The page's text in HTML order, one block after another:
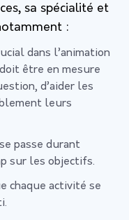
sa spécialité et
:
dans l’animation
être en mesure
d’aider les
leurs
passe durant
sur les objectifs.
chaque activité se